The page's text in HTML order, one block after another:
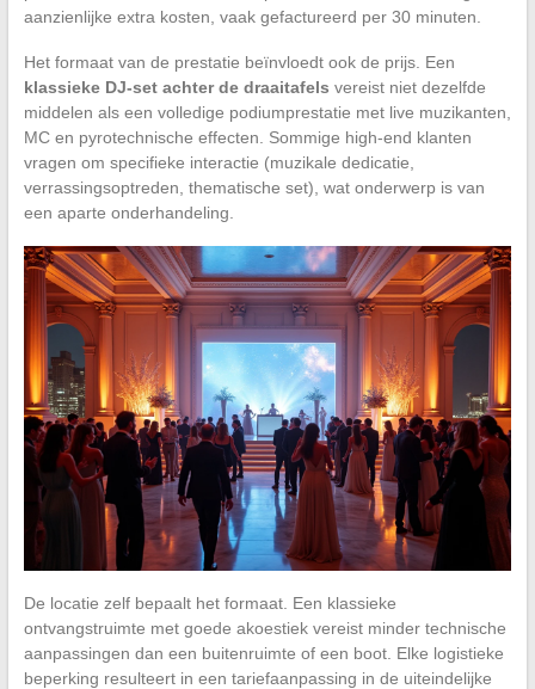
aanzienlijke extra kosten, vaak gefactureerd per 30 minuten.
Het formaat van de prestatie beïnvloedt ook de prijs. Een
klassieke DJ-set achter de draaitafels vereist niet dezelfde
middelen als een volledige podiumprestatie met live muzikanten,
MC en pyrotechnische effecten. Sommige high-end klanten
vragen om specifieke interactie (muzikale dedicatie,
verrassingsoptreden, thematische set), wat onderwerp is van
een aparte onderhandeling.
De locatie zelf bepaalt het formaat. Een klassieke
ontvangstruimte met goede akoestiek vereist minder technische
aanpassingen dan een buitenruimte of een boot. Elke logistieke
beperking resulteert in een tariefaanpassing in de uiteindelijke